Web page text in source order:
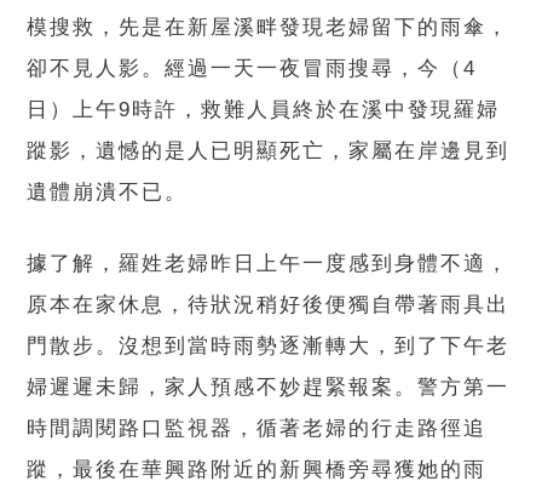
模搜救，先是在新屋溪畔發現老婦留下的雨傘，
卻不見人影。經過一天一夜冒雨搜尋，今（4
日）上午9時許，救難人員終於在溪中發現羅婦
蹤影，遺憾的是人已明顯死亡，家屬在岸邊見到
遺體崩潰不已。
據了解，羅姓老婦昨日上午一度感到身體不適，
原本在家休息，待狀況稍好後便獨自帶著雨具出
門散步。沒想到當時雨勢逐漸轉大，到了下午老
婦遲遲未歸，家人預感不妙趕緊報案。警方第一
時間調閱路口監視器，循著老婦的行走路徑追
蹤，最後在華興路附近的新興橋旁尋獲她的雨